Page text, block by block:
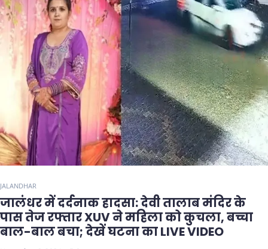
JALANDHAR
जालंधर में दर्दनाक हादसा: देवी तालाब मंदिर के
पास तेज रफ्तार XUV ने महिला को कुचला, बच्चा
बाल-बाल बचा; देखें घटना का LIVE VIDEO